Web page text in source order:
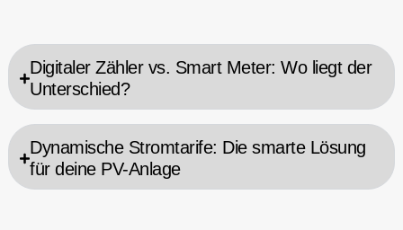
Digitaler Zähler vs. Smart Meter: Wo liegt der
Unterschied?
Dynamische Stromtarife: Die smarte Lösung
für deine PV-Anlage